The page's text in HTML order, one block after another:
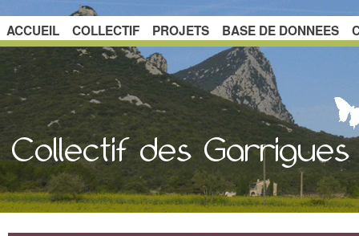
ACCUEIL COLLECTIF PROJETS BASE DE DONNEES